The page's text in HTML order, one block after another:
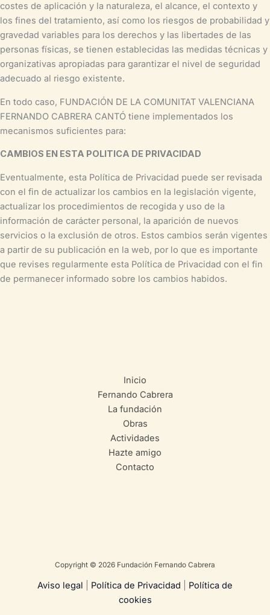
costes de aplicación y la naturaleza, el alcance, el contexto y
los fines del tratamiento, así como los riesgos de probabilidad y
gravedad variables para los derechos y las libertades de las
personas físicas, se tienen establecidas las medidas técnicas y
organizativas apropiadas para garantizar el nivel de seguridad
adecuado al riesgo existente.
En todo caso, FUNDACIÓN DE LA COMUNITAT VALENCIANA
FERNANDO CABRERA CANTÓ tiene implementados los
mecanismos suficientes para:
CAMBIOS EN ESTA POLITICA DE PRIVACIDAD
Eventualmente, esta Política de Privacidad puede ser revisada
con el fin de actualizar los cambios en la legislación vigente,
actualizar los procedimientos de recogida y uso de la
información de carácter personal, la aparición de nuevos
servicios o la exclusión de otros. Estos cambios serán vigentes
a partir de su publicación en la web, por lo que es importante
que revises regularmente esta Política de Privacidad con el fin
de permanecer informado sobre los cambios habidos.
Inicio
Fernando Cabrera
La fundación
Obras
Actividades
Hazte amigo
Contacto
Copyright © 2026 Fundación Fernando Cabrera
Aviso legal Política de Privacidad
Política de
cookies